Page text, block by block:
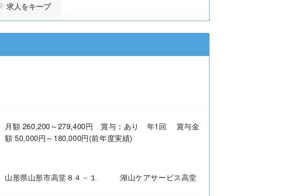
求人をキープ
月額 260,200～279,400円 賞与：あり 年1回 賞与金
額 50,000円～180,000円(前年度実績)
山形県山形市高堂８４－１ 湖山ケアサービス高堂